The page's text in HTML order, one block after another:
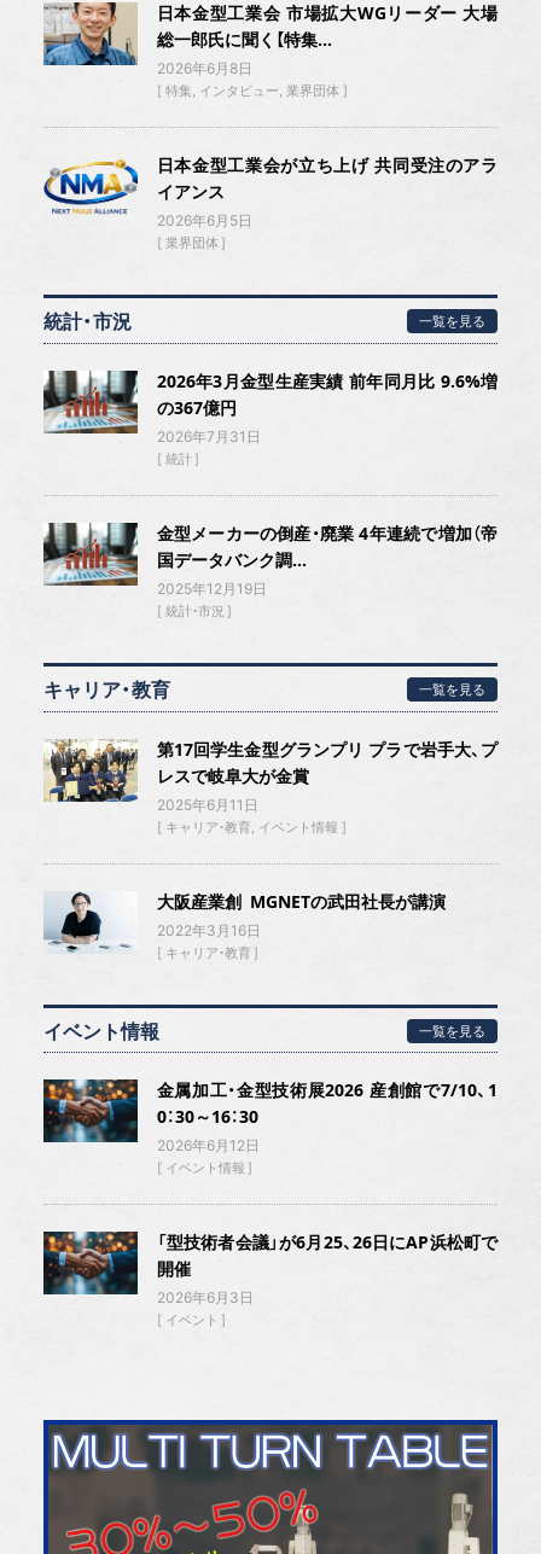
日本金型工業会 市場拡大WGリーダー 大場
総一郎氏に聞く【特集...
2026年6月8日
特集 インタビュー 業界団体
日本金型工業会が立ち上げ 共同受注のアラ
イアンス
2026年6月5日
業界団体
統計・市況 一覧を見る
2026年3月金型生産実績 前年同月比 9.6%増
の367億円
2026年7月31日
統計
金型メーカーの倒産・廃業 4年連続で増加（帝
国データバンク調...
2025年12月19日
統計・市況
キャリア・教育 一覧を見る
第17回学生金型グランプリ プラで岩手大、プ
レスで岐阜大が金賞
2025年6月11日
キャリア・教育 イベント情報
大阪産業創 MGNETの武田社長が講演
2022年3月16日
キャリア・教育
イベント情報 一覧を見る
金属加工・金型技術展2026 産創館で7/10、1
0：30～16：30
2026年6月12日
イベント情報
「型技術者会議」が6月25、26日にAP浜松町で
開催
2026年6月3日
イベント